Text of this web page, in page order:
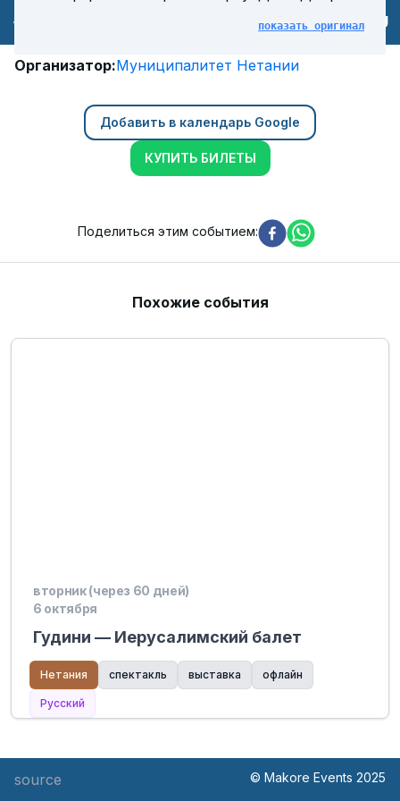
RU
показать оригинал
Организатор:Муниципалитет Нетании
Добавить в календарь Google
КУПИТЬ БИЛЕТЫ
Поделиться этим событием:
Похожие события
вторник (через 60 дней)
6 октября
Гудини — Иерусалимский балет
Нетания спектакль выставка офлайн
Русский
source © Makore Events 2025